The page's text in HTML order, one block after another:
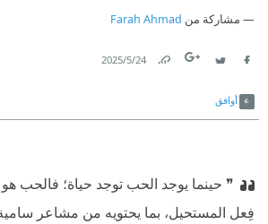
مشاركة من Farah Ahmad
24‏/5‏/2025
أوافق
❞ حينما يوجد الحب توجد حياة؛ فالحب هو
فِعل المستحيل، بما يحتويه من مشاعر